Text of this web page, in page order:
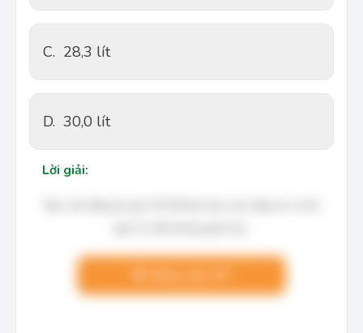
C. 28,3 lít
D. 30,0 lít
Lời giải: